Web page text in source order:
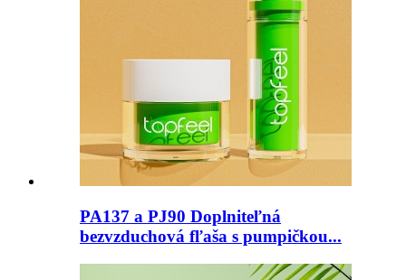
PA137 a PJ90 Doplniteľná
bezvzduchová fľaša s pumpičkou...